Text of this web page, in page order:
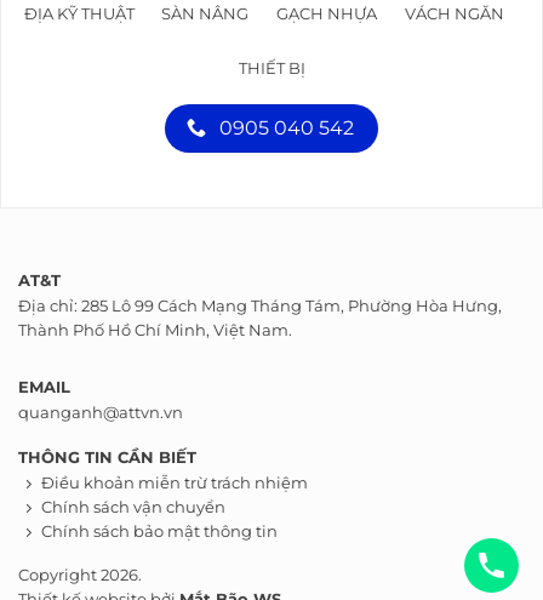
ĐỊA KỸ THUẬT SÀN NÂNG GẠCH NHỰA VÁCH NGĂN
THIẾT BỊ
0905 040 542
AT&T
Địa chỉ: 285 Lô 99 Cách Mạng Tháng Tám, Phường Hòa Hưng,
Thành Phố Hồ Chí Minh, Việt Nam.
EMAIL
quanganh@attvn.vn
THÔNG TIN CẦN BIẾT
Điều khoản miễn trừ trách nhiệm
Chính sách vận chuyển
Chính sách bảo mật thông tin
Copyright 2026.